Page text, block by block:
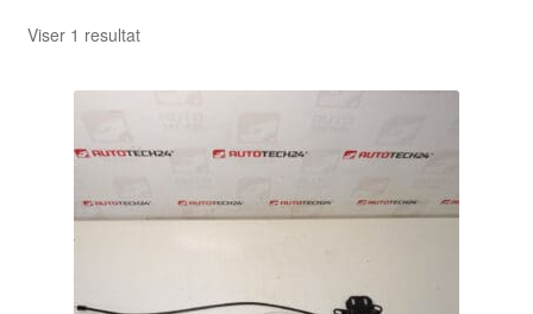
Klageprocedure
Kontakte
Levering
Viser 1 resultat